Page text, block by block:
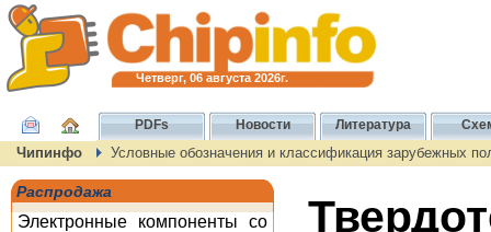
Четверг, 06 августа 2026г.
PDFs Новости Литература
Чипинфо Условные обозначения и классификация зарубежных
Распродажа
Электронные компоненты со